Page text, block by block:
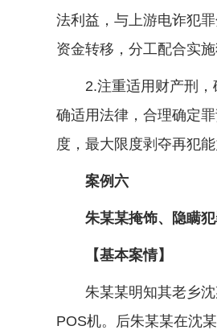
法利益，与上游电诈犯
资金转移，分工配合实
2.注重适用财产刑，确
确适用法律，合理确定
度，最大限度剥夺再犯能
案例六
朱某某掩饰、隐瞒犯
【基本案情】
朱某某明知其老乡沈
POS机。后朱某某在沈